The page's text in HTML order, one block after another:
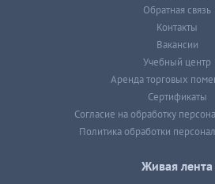
Обратная связь
Контакты
Вакансии
Учебный центр
Аренда торговых
Сертификаты
Согласие на обработку
Политика обработки
Живая лента